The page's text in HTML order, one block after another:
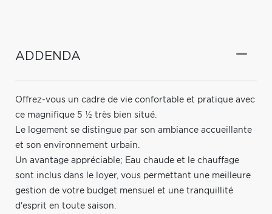
ADDENDA
Offrez-vous un cadre de vie confortable et pratique avec
ce magnifique 5 ½ très bien situé.
Le logement se distingue par son ambiance accueillante
et son environnement urbain.
Un avantage appréciable; Eau chaude et le chauffage
sont inclus dans le loyer, vous permettant une meilleure
gestion de votre budget mensuel et une tranquillité
d'esprit en toute saison.